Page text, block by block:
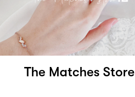
The Matches Store